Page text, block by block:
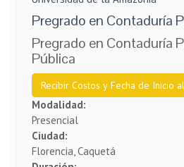
Pregrado en Contaduría
Pregrado en Contaduría
Pública
Recibir Costos y Fecha de Inicio
Modalidad:
Presencial
Ciudad:
Florencia, Caquetá